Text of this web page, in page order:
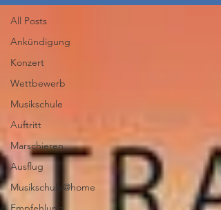
All Posts
Ankündigung
Konzert
Wettbewerb
Musikschule
Auftritt
Marschieren
Ausflug
Musikschule@home